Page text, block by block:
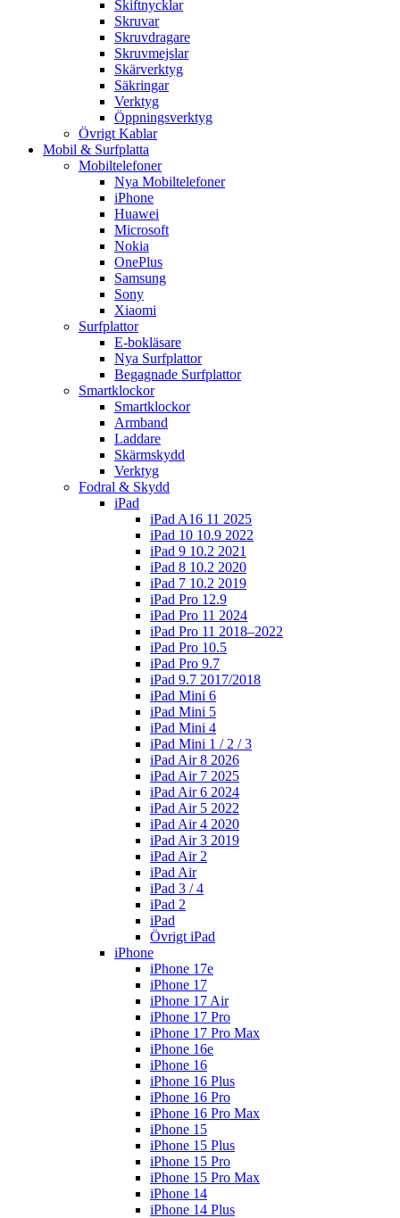
Skiftnycklar
Skruvar
Skruvdragare
Skruvmejslar
Skärverktyg
Säkringar
Verktyg
Öppningsverktyg
Övrigt Kablar
Mobil & Surfplatta
Mobiltelefoner
Nya Mobiltelefoner
iPhone
Huawei
Microsoft
Nokia
OnePlus
Samsung
Sony
Xiaomi
Surfplattor
E-bokläsare
Nya Surfplattor
Begagnade Surfplattor
Smartklockor
Smartklockor
Armband
Laddare
Skärmskydd
Verktyg
Fodral & Skydd
iPad
iPad A16 11 2025
iPad 10 10.9 2022
iPad 9 10.2 2021
iPad 8 10.2 2020
iPad 7 10.2 2019
iPad Pro 12.9
iPad Pro 11 2024
iPad Pro 11 2018–2022
iPad Pro 10.5
iPad Pro 9.7
iPad 9.7 2017/2018
iPad Mini 6
iPad Mini 5
iPad Mini 4
iPad Mini 1 / 2 / 3
iPad Air 8 2026
iPad Air 7 2025
iPad Air 6 2024
iPad Air 5 2022
iPad Air 4 2020
iPad Air 3 2019
iPad Air 2
iPad Air
iPad 3 / 4
iPad 2
iPad
Övrigt iPad
iPhone
iPhone 17e
iPhone 17
iPhone 17 Air
iPhone 17 Pro
iPhone 17 Pro Max
iPhone 16e
iPhone 16
iPhone 16 Plus
iPhone 16 Pro
iPhone 16 Pro Max
iPhone 15
iPhone 15 Plus
iPhone 15 Pro
iPhone 15 Pro Max
iPhone 14
iPhone 14 Plus